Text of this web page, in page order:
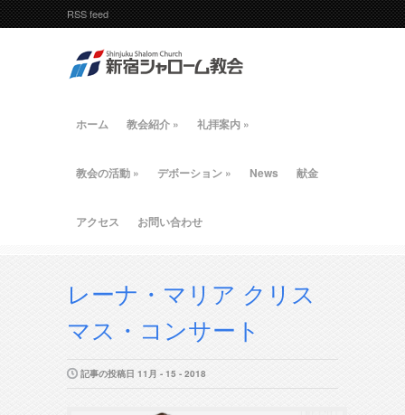
RSS feed
ホーム 教会紹介 » 礼拝案内 »
教会の活動 » デボーション » News 献金
アクセス お問い合わせ
レーナ・マリア クリス
マス・コンサート
記事の投稿日 11月 - 15 - 2018